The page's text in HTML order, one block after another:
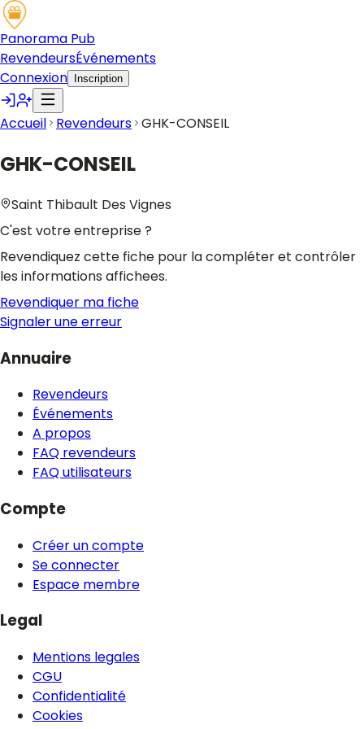
Panorama Pub
RevendeursÉvénements
Connexion
Inscription
Accueil Revendeurs GHK-CONSEIL
GHK-CONSEIL
Saint Thibault Des Vignes
C'est votre entreprise ?
Revendiquez cette fiche pour la compléter et contrôler
les informations affichees.
Revendiquer ma fiche
Signaler une erreur
Annuaire
Revendeurs
Événements
A propos
FAQ revendeurs
FAQ utilisateurs
Compte
Créer un compte
Se connecter
Espace membre
Legal
Mentions legales
CGU
Confidentialité
Cookies